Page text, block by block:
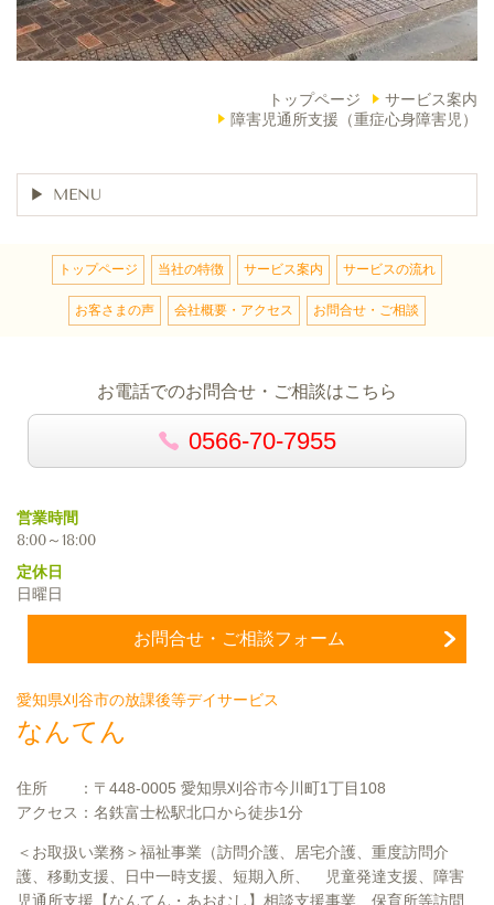
トップページ
サービス案内
障害児通所支援（重症心身障害児）
MENU
トップページ 当社の特徴 サービス案内 サービスの流れ
お客さまの声 会社概要・アクセス お問合せ・ご相談
お電話でのお問合せ・ご相談はこちら
0566-70-7955
営業時間
8:00～18:00
定休日
日曜日
お問合せ・ご相談フォーム
愛知県刈谷市の放課後等デイサービス
なんてん
住所 ：〒448-0005 愛知県刈谷市今川町1丁目108
アクセス：名鉄富士松駅北口から徒歩1分
＜お取扱い業務＞福祉事業（訪問介護、居宅介護、重度訪問介
護、移動支援、日中一時支援、短期入所、 児童発達支援、障害
児通所支援【なんてん・あおむし】相談支援事業、保育所等訪問